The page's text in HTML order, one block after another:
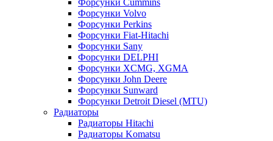
Форсунки Volvo
Форсунки Perkins
Форсунки Fiat-Hitachi
Форсунки Sany
Форсунки DELPHI
Форсунки XCMG, XGMA
Форсунки John Deere
Форсунки Sunward
Форсунки Detroit Diesel (MTU)
Радиаторы
Радиаторы Hitachi
Радиаторы Komatsu